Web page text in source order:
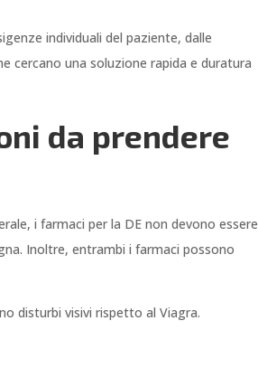
individuali del paziente, dalle
cercano una soluzione rapida e duratura
da prendere
i farmaci per la DE non devono essere
Inoltre, entrambi i farmaci possono
disturbi visivi rispetto al Viagra.